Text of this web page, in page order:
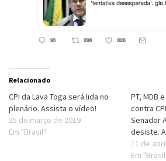
Relacionado
CPI da Lava Toga será lida no
plenário. Assista o vídeo!
25 de março de 2019
Em "Brasil"
PT, MDB
contra
Senador
desiste.
11 de
Em